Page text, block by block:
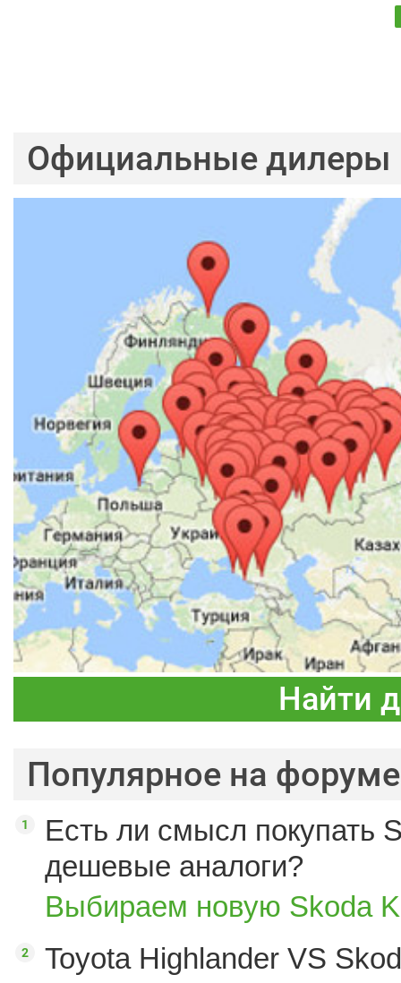
Официальные дилеры
Найти
Популярное на форуме
Есть ли смысл покупать
дешевые аналоги?
Выбираем новую Skoda
Toyota Highlander VS